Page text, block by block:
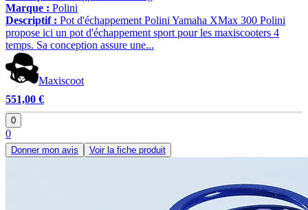
Marque : Polini
Descriptif : Pot d'échappement Polini Yamaha XMax 300 Polini
propose ici un pot d'échappement sport pour les maxiscooters 4
temps. Sa conception assure une...
Maxiscoot
551,00 €
0
0
Donner mon avis Voir la fiche produit